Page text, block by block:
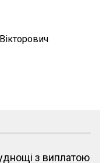
з виплатою